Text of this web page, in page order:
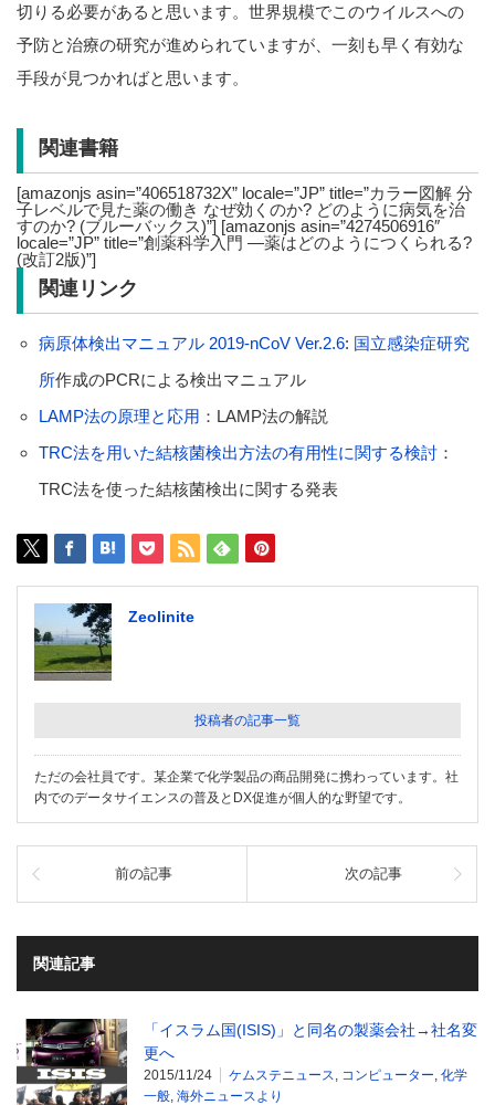
切りる必要があると思います。世界規模でこのウイルスへの
予防と治療の研究が進められていますが、一刻も早く有効な
手段が見つかればと思います。
関連書籍
[amazonjs asin=”406518732X” locale=”JP” title=”カラー図解 分
子レベルで見た薬の働き なぜ効くのか? どのように病気を治
すのか? (ブルーバックス)”] [amazonjs asin=”4274506916″
locale=”JP” title=”創薬科学入門 ―薬はどのようにつくられる?
(改訂2版)”]
関連リンク
病原体検出マニュアル 2019-nCoV Ver.2.6: 国立感染症研究
所作成のPCRによる検出マニュアル
LAMP法の原理と応用 ：LAMP法の解説
TRC法を用いた結核菌検出方法の有用性に関する検討：
TRC法を使った結核菌検出に関する発表
Zeolinite
投稿者の記事一覧
ただの会社員です。某企業で化学製品の商品開発に携わっています。社
内でのデータサイエンスの普及とDX促進が個人的な野望です。
前の記事 次の記事
関連記事
「イスラム国(ISIS)」と同名の製薬会社→社名変
更へ
2015/11/24 ケムステニュース, コンピューター, 化学
一般, 海外ニュースより